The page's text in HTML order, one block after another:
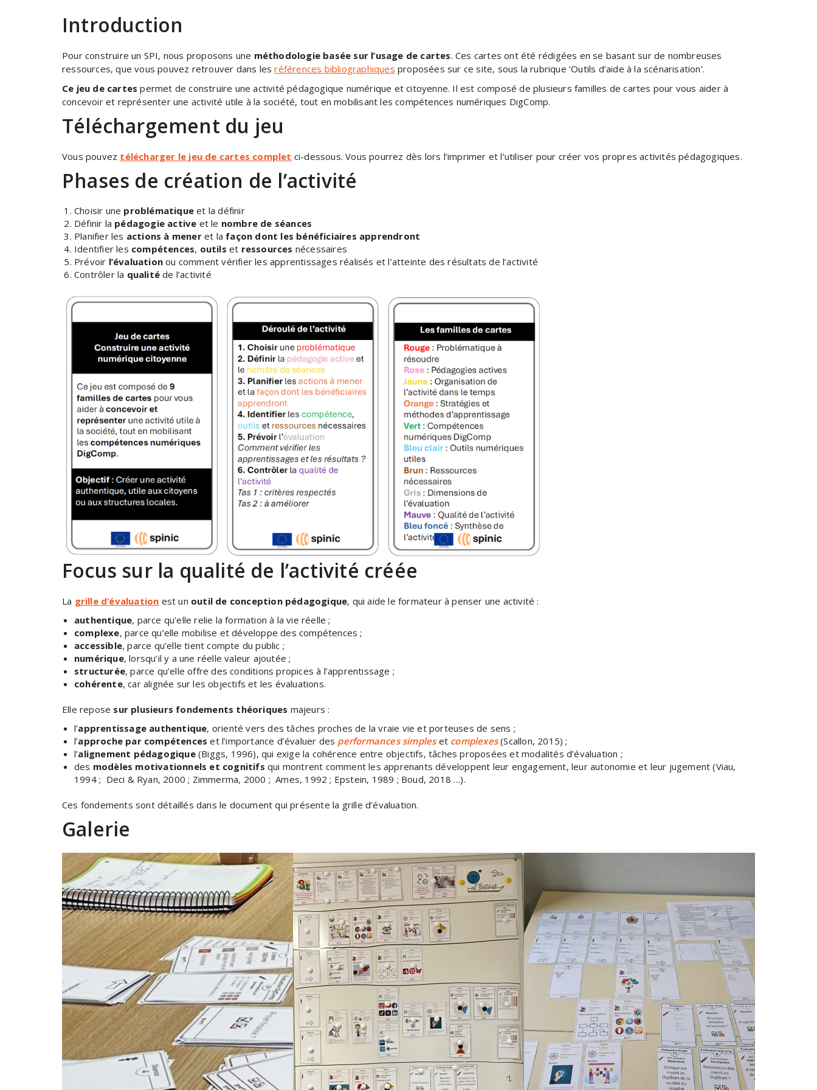
Introduction
Pour construire un SPI, nous proposons une méthodologie basée sur l’usage de cartes. Ces cartes ont été rédigées en se basant sur de nombreuses
ressources, que vous pouvez retrouver dans lesréférences bibliographiques proposées sur ce site, sous la rubrique ‘Outils d’aide à la scénarisation’.
Ce jeu de cartespermet de construire une activité pédagogique numérique et citoyenne. Il est composé de plusieurs familles de cartes pour vous aider à
concevoir et représenter une activité utile à la société, tout en mobilisant les compétences numériques DigComp.
Téléchargement du jeu
Vous pouvez télécharger le jeu de cartes complet ci-dessous. Vous pourrez dès lors l’imprimer et l’utiliser pour créer vos propres activités pédagogiques.
Phases de création de l’activité
Choisir une problématique et la définir
Définir la pédagogie active et le nombre de séances
Planifier les actions à meneret la façon dont les bénéficiaires apprendront
Identifier les compétences, outils et ressources nécessaires
Prévoir l’évaluation ou comment vérifier les apprentissages réalisés et l’atteinte des résultats de l’activité
Contrôler la qualitéde l’activité
Focus sur la qualité de l’activité créée
La grille d’évaluation est un outil de conception pédagogique, qui aide le formateur à penser une activité :
authentique, parce qu’elle relie la formation à la vie réelle ;
complexe, parce qu’elle mobilise et développe des compétences ;
accessible, parce qu’elle tient compte du public ;
numérique, lorsqu’il y a une réelle valeur ajoutée ;
structurée, parce qu’elle offre des conditions propices à l’apprentissage ;
cohérente, car alignée sur les objectifs et les évaluations.
Elle repose sur plusieurs fondements théoriques majeurs :
l’apprentissage authentique, orienté vers des tâches proches de la vraie vie et porteuses de sens ;
l’approche par compétences et l’importance d’évaluer des performances simpleset complexes(Scallon, 2015) ;
l’alignement pédagogique(Biggs, 1996), qui exige la cohérence entre objectifs, tâches proposées et modalités d’évaluation ;
des modèles motivationnels et cognitifs qui montrent comment les apprenants développent leur engagement, leur autonomie et leur jugement (Viau,
1994 ; Deci & Ryan, 2000 ; Zimmerma, 2000 ; Ames, 1992 ; Epstein, 1989 ; Boud, 2018 …).
Ces fondements sont détaillés dans le document qui présente la grille d’évaluation.
Galerie